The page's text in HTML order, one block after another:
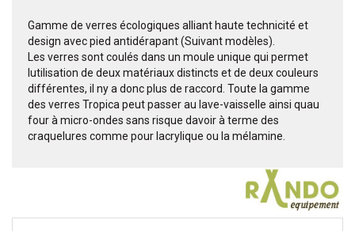
Gamme de verres écologiques alliant haute technicité et
design avec pied antidérapant (Suivant modèles).
Les verres sont coulés dans un moule unique qui permet
lutilisation de deux matériaux distincts et de deux couleurs
différentes, il ny a donc plus de raccord. Toute la gamme
des verres Tropica peut passer au lave-vaisselle ainsi quau
four à micro-ondes sans risque davoir à terme des
craquelures comme pour lacrylique ou la mélamine.